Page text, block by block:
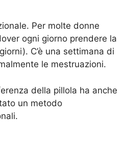
Per molte donne
ogni giorno prendere la
C’è una settimana di
le mestruazioni.
della pillola ha anche
un metodo